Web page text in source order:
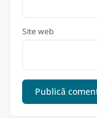
Site web